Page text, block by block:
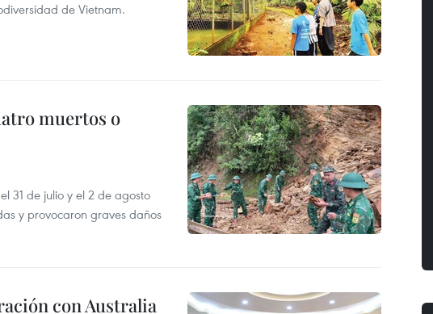
de Vietnam.
muertos o
31 de julio y el 2 de agosto
y provocaron graves daños
con Australia